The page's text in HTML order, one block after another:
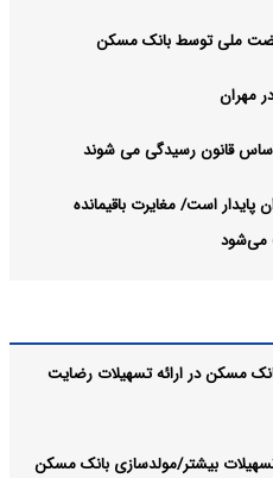
مهران
قانون رسیدگی می شوند
است/ مغایرت‌ باقیمانده
متقلبانه به مراجع قضایی معرفی
مسکن در ارائه تسهیلات رضایت
تسهیلات بیشتر/مولدسازی بانک مسکن